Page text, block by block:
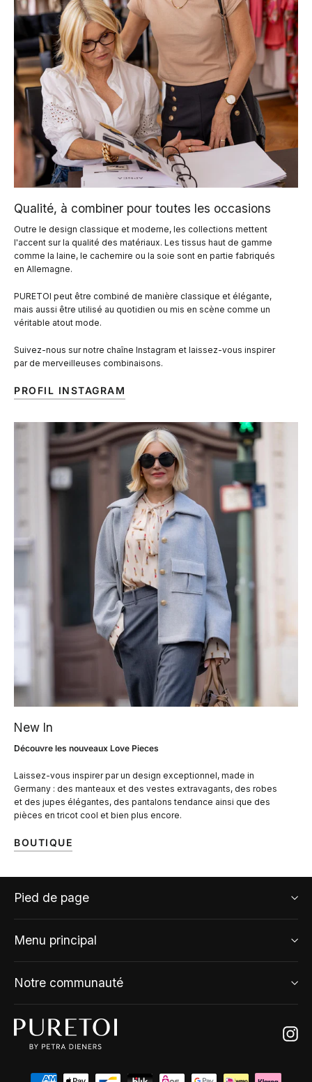
Qualité, à combiner pour toutes les occasions
Outre le design classique et moderne, les collections mettent
l'accent sur la qualité des matériaux. Les tissus haut de gamme
comme la laine, le cachemire ou la soie sont en partie fabriqués
en Allemagne.
PURETOI peut être combiné de manière classique et élégante,
mais aussi être utilisé au quotidien ou mis en scène comme un
véritable atout mode.
Suivez-nous sur notre chaîne Instagram et laissez-vous inspirer
par de merveilleuses combinaisons.
PROFIL INSTAGRAM
New In
Découvre les nouveaux Love Pieces
Laissez-vous inspirer par un design exceptionnel, made in
Germany : des manteaux et des vestes extravagants, des robes
et des jupes élégantes, des pantalons tendance ainsi que des
pièces en tricot cool et bien plus encore.
BOUTIQUE
Pied de page
Menu principal
Notre communauté